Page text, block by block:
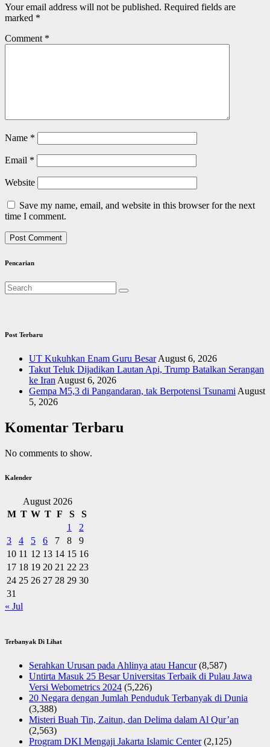
Your email address will not be published. Required fields are
marked *
Comment *
Name *
Email *
Website
Save my name, email, and website in this browser for the next
time I comment.
Pencarian
Post Terbaru
UT Kukuhkan Enam Guru Besar August 6, 2026
Takut Teluk Dijadikan Lautan Api, Trump Batalkan Serangan
ke Iran August 6, 2026
Gempa M5,3 di Pangandaran, tak Berpotensi Tsunami August
5, 2026
Komentar Terbaru
No comments to show.
Kalender
August 2026
M T W T F S
S
1
2
3
4 5 6 7 8
9
10 11 12 13 14 15 16
17 18 19 20 21 22 23
24 25 26 27 28 29 30
31
« Jul
Terbanyak Di Lihat
Serahkan Urusan pada Ahlinya atau Hancur (8,587)
Untirta Masuk 25 Besar Universitas Terbaik di Pulau Jawa
Versi Webometrics 2024 (5,226)
20 Negara dengan Jumlah Penduduk Terbanyak di Dunia
(3,388)
Misteri Buah Tin, Zaitun, dan Delima dalam Al Qur’an
(2,563)
Program DKI Mengaji Jakarta Islamic Center (2,125)